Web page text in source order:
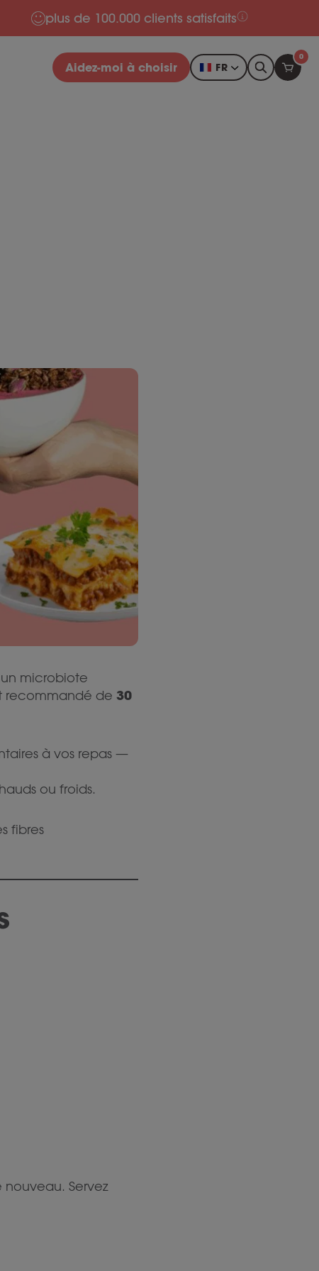
plus de 100.000 clients satisfaits
Aidez-moi à choisir FR
0
un microbiote
recommandé de 30
à vos repas —
ou froids.
fibres
nouveau. Servez